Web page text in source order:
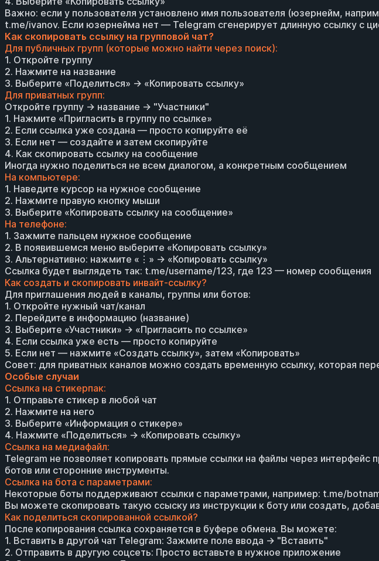
Важно: если у пользователя установлено имя пользователя (юзернейм,
t.me/ivanov. Если юзернейма нет — Telegram сгенерирует длинную ссылку с
Как скопировать ссылку на групповой чат?
Для публичных групп (которые можно найти через поиск):
1. Откройте группу
2. Нажмите на название
3. Выберите «Поделиться» → «Копировать ссылку»
Для приватных групп:
Откройте группу → название → "Участники"
1. Нажмите «Пригласить в группу по ссылке»
2. Если ссылка уже создана — просто копируйте её
3. Если нет — создайте и затем скопируйте
4. Как скопировать ссылку на сообщение
Иногда нужно поделиться не всем диалогом, а конкретным сообщением
На компьютере:
1. Наведите курсор на нужное сообщение
2. Нажмите правую кнопку мыши
3. Выберите «Копировать ссылку на сообщение»
На телефоне:
1. Зажмите пальцем нужное сообщение
2. В появившемся меню выберите «Копировать ссылку»
3. Альтернативно: нажмите «⋮» → «Копировать ссылку»
Ссылка будет выглядеть так: t.me/username/123, где 123 — номер сообщения
Как создать и скопировать инвайт-ссылку?
Для приглашения людей в каналы, группы или ботов:
1. Откройте нужный чат/канал
2. Перейдите в информацию (название)
3. Выберите «Участники» → «Пригласить по ссылке»
4. Если ссылка уже есть — просто копируйте
5. Если нет — нажмите «Создать ссылку», затем «Копировать»
Совет: для приватных каналов можно создать временную ссылку, которая
Особые случаи
Ссылка на стикерпак:
1. Отправьте стикер в любой чат
2. Нажмите на него
3. Выберите «Информация о стикере»
4. Нажмите «Поделиться» → «Копировать ссылку»
Ссылка на медиафайл:
Telegram не позволяет копировать прямые ссылки на файлы через интерфейс
ботов или сторонние инструменты.
Ссылка на бота с параметрами:
Некоторые боты поддерживают ссылки с параметрами, например: t.me/
Вы можете скопировать такую ссыску из инструкции к боту или создать,
Как поделиться скопированной ссылкой?
После копирования ссылка сохраняется в буфере обмена. Вы можете:
1. Вставить в другой чат Telegram: Зажмите поле ввода → "Вставить"
2. Отправить в другую соцсеть: Просто вставьте в нужное приложение